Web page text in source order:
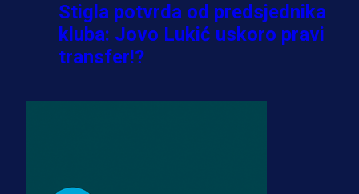
Stigla potvrda od predsjednika
kluba: Jovo Lukić uskoro pravi
transfer!?
dres BiH!